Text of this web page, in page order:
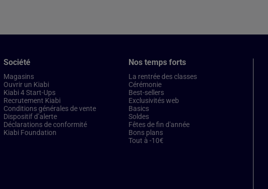
Société
Magasins
Ouvrir un Kiabi
Kiabi 4 Start-Ups
Recrutement Kiabi
Conditions générales de vente
Dispositif d’alerte
Déclarations de conformité
Kiabi Foundation
Nos temps forts
La rentrée des classes
Cérémonie
Best-sellers
Exclusivités web
Basics
Soldes
Fêtes de fin d'année
Bons plans
Tout à -10€